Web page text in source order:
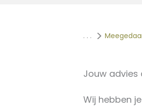
. . .
Jouw advies
Wij hebben